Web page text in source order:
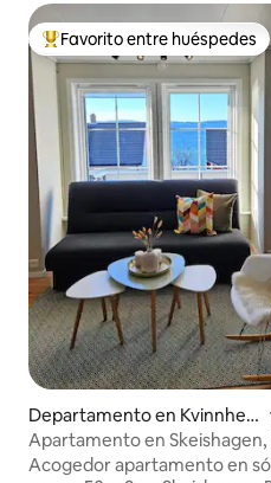
Favorito entre los
Favorito entre huéspedes
Departamento en Kvinnher
ad
Apartamento en Skeishagen,
Acogedor apartamento en